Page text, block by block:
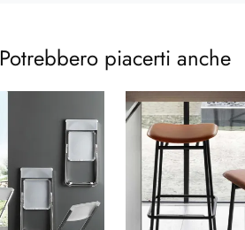
Potrebbero piacerti anche